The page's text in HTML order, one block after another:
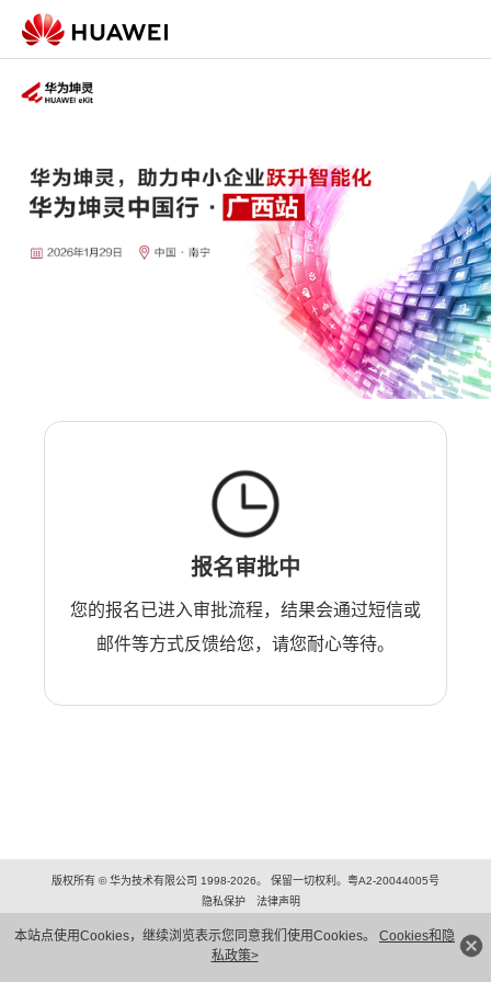
本站点使用Cookies，继续浏览表示您同意我们使用Cookies。 Cookies和隐
私政策>
报名审批中
您的报名已进入审批流程，结果会通过短信或
邮件等方式反馈给您，请您耐心等待。
版权所有 © 华为技术有限公司 1998-2026。 保留一切权利。粤A2-20044005号
隐私保护
法律声明